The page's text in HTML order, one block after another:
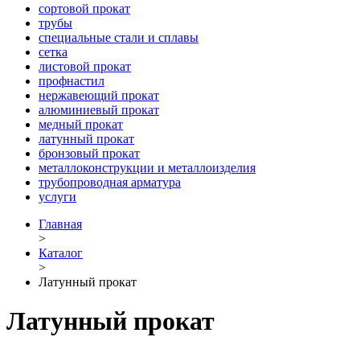
сортовой прокат
трубы
специальные стали и сплавы
сетка
листовой прокат
профнастил
нержавеющий прокат
алюминиевый прокат
медный прокат
латунный прокат
бронзовый прокат
металлоконструкции и металлоизделия
трубопроводная арматура
услуги
Главная
>
Каталог
>
Латунный прокат
Латунный прокат